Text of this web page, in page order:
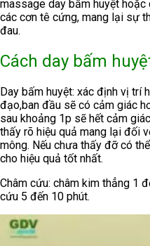
massage day bấm huyệt
các cơn tê cứng, mang lại sự
đau.
Cách day bấm
Day bấm huyệt: xác định vị trí
đạo,ban đầu sẽ có cảm giác
sau khoảng 1p sẽ hết cảm
thấy rõ hiệu quả mang lại đối
mông. Nếu chưa thấy đỡ có
cho hiệu quả tốt nhất.
Châm cứu: châm kim thẳng 1
cứu 5 đến 10 phút.